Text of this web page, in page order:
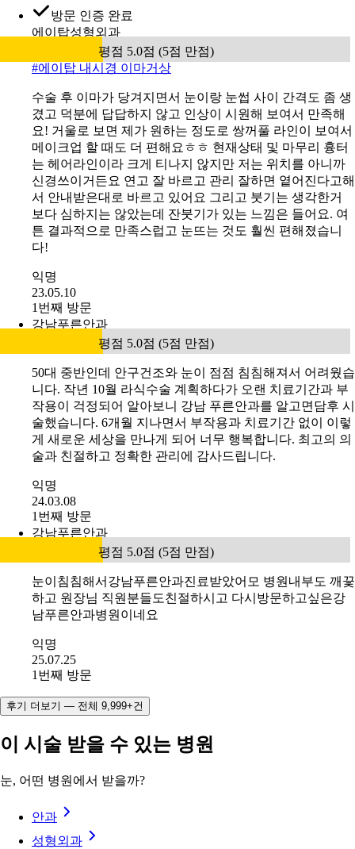
방문 인증 완료
에이탑성형외과
평점 5.0점 (5점 만점)
#에이탑 내시경 이마거상
수술 후 이마가 당겨지면서 눈이랑 눈썹 사이 간격도 좀 생
겼고 덕분에 답답하지 않고 인상이 시원해 보여서 만족해
요! 거울로 보면 제가 원하는 정도로 쌍꺼풀 라인이 보여서
메이크업 할 때도 더 편해요ㅎㅎ 현재상태 및 마무리 흉터
는 헤어라인이라 크게 티나지 않지만 저는 위치를 아니까
신경쓰이거든요 연고 잘 바르고 관리 잘하면 옅어진다고해
서 안내받은대로 바르고 있어요 그리고 붓기는 생각한거
보다 심하지는 않았는데 잔붓기가 있는 느낌은 들어요. 여
튼 결과적으로 만족스럽고 눈뜨는 것도 훨씬 편해졌습니
다!
익명
23.05.10
1번째 방문
강남푸른안과
평점 5.0점 (5점 만점)
50대 중반인데 안구건조와 눈이 점점 침침해져서 어려웠습
니다. 작년 10월 라식수술 계획하다가 오랜 치료기간과 부
작용이 걱정되어 알아보니 강남 푸른안과를 알고면담후 시
술했습니다. 6개월 지나면서 부작용과 치료기간 없이 이렇
게 새로운 세상을 만나게 되어 너무 행복합니다. 최고의 의
술과 친절하고 정확한 관리에 감사드립니다.
익명
24.03.08
1번째 방문
강남푸른안과
평점 5.0점 (5점 만점)
눈이침침해서강남푸른안과진료받았어모 병원내부도 깨끛
하고 원장님 직원분들도친절하시고 다시방문하고싶은강
남푸른안과병원이네요
익명
25.07.25
1번째 방문
후기 더보기 — 전체 9,999+건
이 시술 받을 수 있는 병원
눈, 어떤 병원에서 받을까?
안과
성형외과